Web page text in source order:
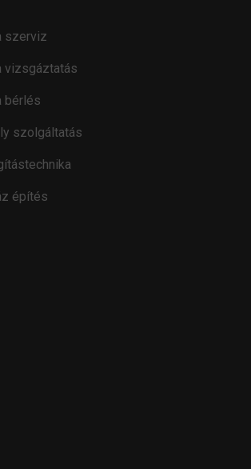
szerviz
vizsgáztatás
bérlés
szolgáltatás
építés